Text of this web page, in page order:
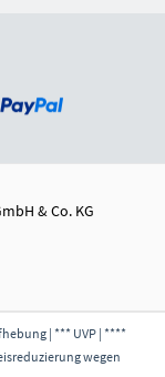
& Co. KG
| *** UVP | ****
wegen